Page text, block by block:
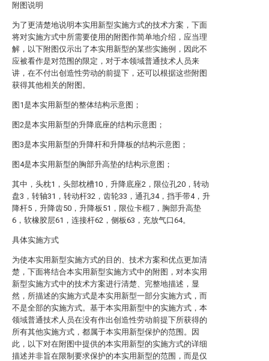
附图说明
为了更清楚地说明本实用新型实施方式的技术方案，下面
将对实施方式中所需要使用的附图作简单地介绍，应当理
解，以下附图仅示出了本实用新型的某些实施例，因此不
应被看作是对范围的限定，对于本领域普通技术人员来
讲，在不付出创造性劳动的前提下，还可以根据这些附图
获得其他相关的附图。
图1是本实用新型的整体结构示意图；
图2是本实用新型的升降底座的结构示意图；
图3是本实用新型的升降杆和升降板的结构示意图；
图4是本实用新型的胸部升高垫的结构示意图；
其中，头枕1，头部枕槽10，升降底座2，限位孔20，转动
盘3，转轴31，转动杆32，齿轮33，通孔34，挡手带4，升
降杆5，升降齿50，升降板51，限位卡棍7，胸部升高垫
6，软橡胶层61，连接杆62，侧板63，充放气口64。
具体实施方式
为使本实用新型实施方式的目的、技术方案和优点更加清
楚，下面将结合本实用新型实施方式中的附图，对本实用
新型实施方式中的技术方案进行清楚、完整地描述，显
然，所描述的实施方式是本实用新型一部分实施方式，而
不是全部的实施方式。基于本实用新型中的实施方式，本
领域普通技术人员在没有作出创造性劳动前提下所获得的
所有其他实施方式，都属于本实用新型保护的范围。因
此，以下对在附图中提供的本实用新型的实施方式的详细
描述并非旨在限制要求保护的本实用新型的范围，而是仅